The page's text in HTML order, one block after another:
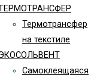
Термотрансфер
на текстиле
Самоклеящаяся